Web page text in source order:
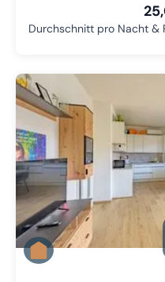
Durchschnitt pro Nacht &